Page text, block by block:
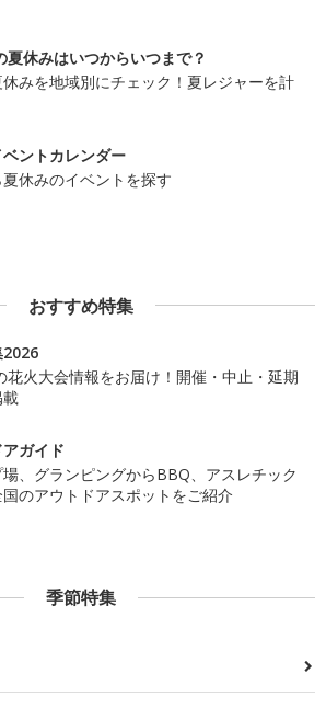
夏休みはいつからいつまで？
みを地域別にチェック！夏レジャーを計
ントカレンダー
夏休みのイベントを探す
おすすめ特集
花火大会情報をお届け！開催・中止・延期
ガイド
、グランピングからBBQ、アスレチック
国のアウトドアスポットをご紹介
季節特集